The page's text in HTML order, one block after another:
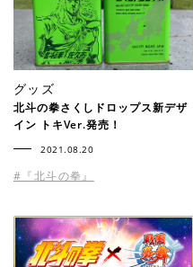
グッズ
北斗の拳さくしドロップス新デザ
イン トキVer.発売！
2021.08.20
#『北斗の拳』